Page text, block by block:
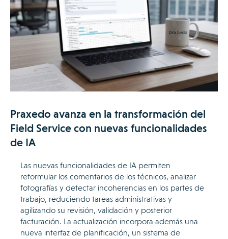
Praxedo avanza en la transformación del
Field Service con nuevas funcionalidades
de IA
Las nuevas funcionalidades de IA permiten
reformular los comentarios de los técnicos, analizar
fotografías y detectar incoherencias en los partes de
trabajo, reduciendo tareas administrativas y
agilizando su revisión, validación y posterior
facturación. La actualización incorpora además una
nueva interfaz de planificación, un sistema de